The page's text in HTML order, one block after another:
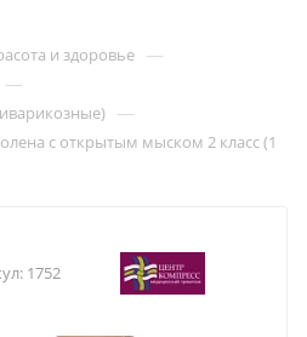
и здоровье —
—
—
с открытым мыском 2 класс (1
1752